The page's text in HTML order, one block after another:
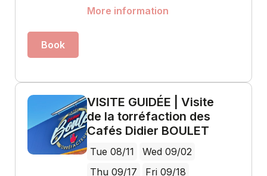
More information
Book
VISITE GUIDÉE | Visite
de la torréfaction des
Cafés Didier BOULET
Tue 08/11
Wed 09/02
Thu 09/17
Fri 09/18